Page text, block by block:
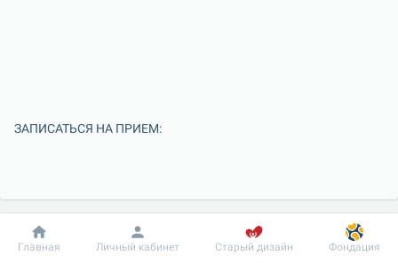
ЗАПИСАТЬСЯ НА ПРИЕМ:
Добробут Информация Пациенту
Главная Личный кабинет Старый дизайн Фондация